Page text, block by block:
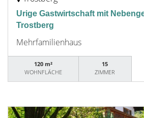
Urige Gastwirtschaft mit
Trostberg
Mehrfamilienhaus
120 m²
WOHNFLÄCHE
15
ZIMMER